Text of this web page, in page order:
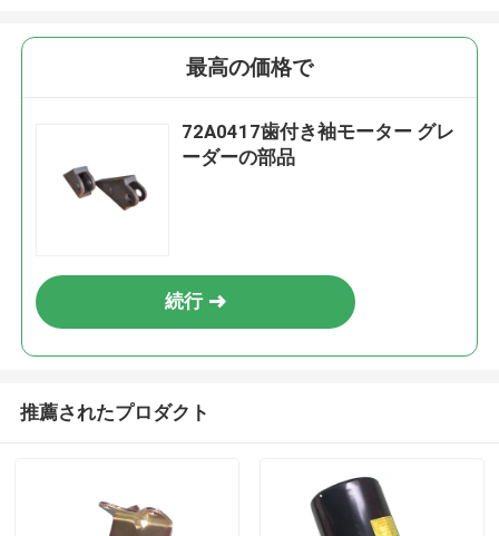
最高の価格で
72A0417歯付き袖モーター グレ
ーダーの部品
続行
推薦されたプロダクト